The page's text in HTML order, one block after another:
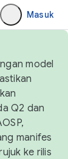
Masuk
model
Q2 dan
manifes
ke rilis